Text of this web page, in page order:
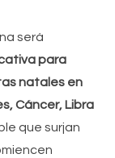
será
para
natales en
Cáncer, Libra
que surjan